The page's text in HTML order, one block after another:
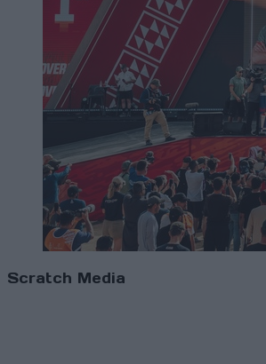
Scratch Media